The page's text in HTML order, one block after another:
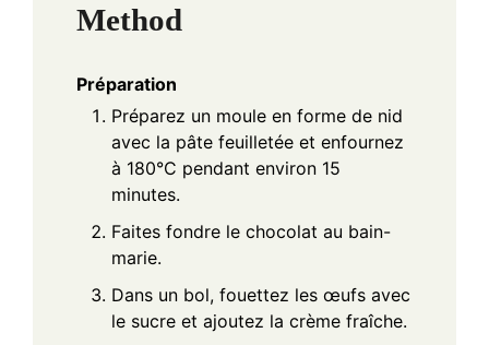
Method
Préparation
Préparez un moule en forme de nid
avec la pâte feuilletée et enfournez
à 180°C pendant environ 15
minutes.
Faites fondre le chocolat au bain-
marie.
Dans un bol, fouettez les œufs avec
le sucre et ajoutez la crème fraîche.